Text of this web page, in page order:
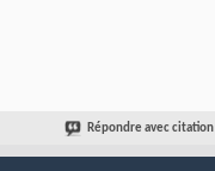
Répondre avec citation